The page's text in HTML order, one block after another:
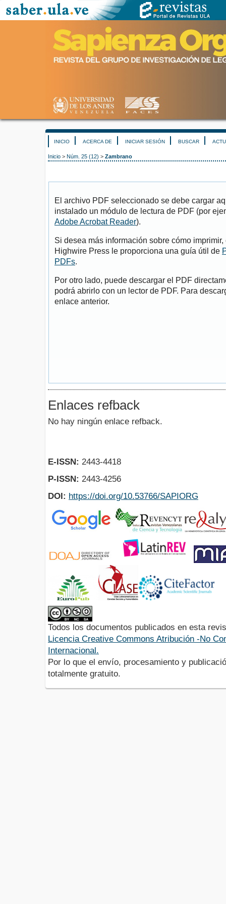
INICIO ACERCA DE INICIAR SESIÓN BUSCAR
Inicio > Núm. 25 (12) > Zambrano
El archivo PDF seleccionado se debe cargar
instalado un módulo de lectura de PDF (por
Adobe Acrobat Reader).
Si desea más información sobre cómo
Highwire Press le proporciona una guía útil de
PDFs.
Por otro lado, puede descargar el PDF
podrá abrirlo con un lector de PDF. Para
enlace anterior.
Enlaces refback
No hay ningún enlace refback.
E-ISSN: 2443-4418
P-ISSN: 2443-4256
DOI: https://doi.org/10.53766/SAPIORG
Todos los documentos publicados en esta
Licencia Creative Commons Atribución -No
Internacional.
Por lo que el envío, procesamiento y
totalmente gratuito.